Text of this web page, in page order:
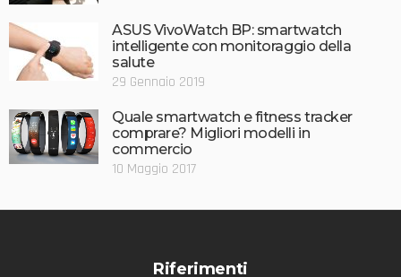
ASUS VivoWatch BP: smartwatch
intelligente con monitoraggio della
salute
29 Gennaio 2019
Quale smartwatch e fitness tracker
comprare? Migliori modelli in
commercio
10 Maggio 2017
Riferimenti